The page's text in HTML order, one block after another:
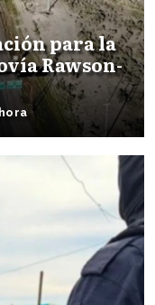
para la
Rawson-